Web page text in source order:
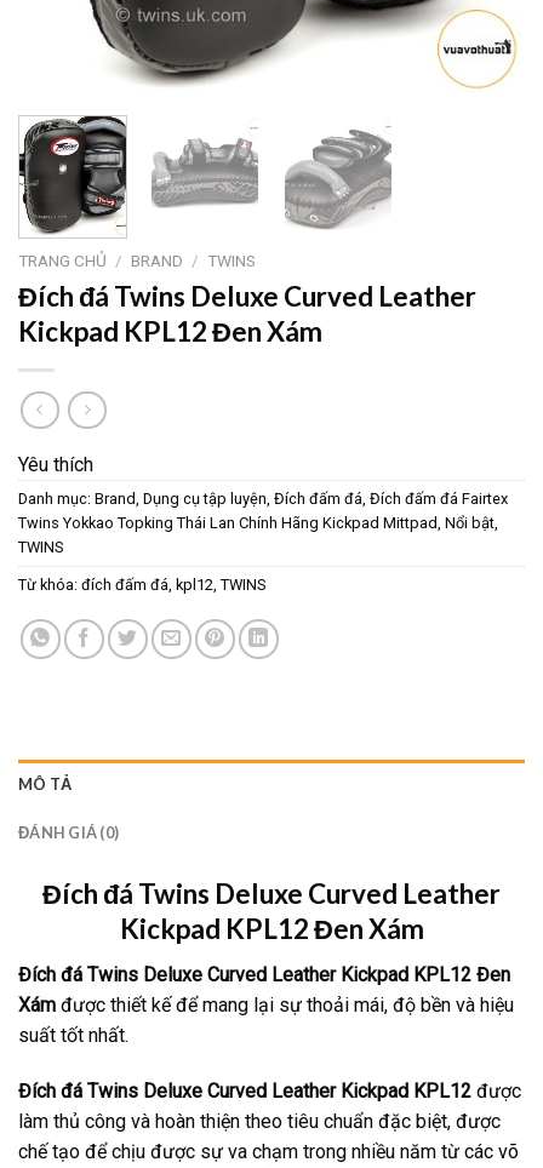
TRANG CHỦ / BRAND / TWINS
Đích đá Twins Deluxe Curved Leather
Kickpad KPL12 Đen Xám
Yêu thích
Danh mục: Brand Dụng cụ tập luyện Đích đấm đá Đích đấm đá Fairtex
Twins Yokkao Topking Thái Lan Chính Hãng Kickpad Mittpad Nổi bật
TWINS
Từ khóa: đích đấm đá kpl12 TWINS
MÔ TẢ
ĐÁNH GIÁ (0)
Đích đá Twins Deluxe Curved Leather
Kickpad KPL12 Đen Xám
Đích đá Twins Deluxe Curved Leather Kickpad KPL12 Đen
Xám được thiết kế để mang lại sự thoải mái, độ bền và hiệu
suất tốt nhất.
Đích đá Twins Deluxe Curved Leather Kickpad KPL12 được
làm thủ công và hoàn thiện theo tiêu chuẩn đặc biệt, được
chế tạo để chịu được sự va chạm trong nhiều năm từ các võ